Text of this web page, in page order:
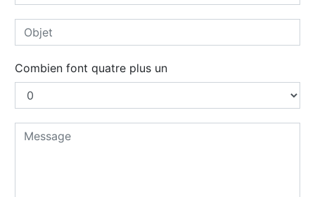
Combien font quatre plus un